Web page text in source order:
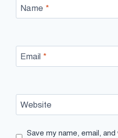
Name *
Email *
Website
Save my name, email,